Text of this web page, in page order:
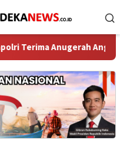
Anugerah Anggota